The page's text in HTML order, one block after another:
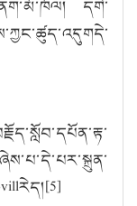
དགེ་
ཞེས་པ་དེ་པར་སྐྲུན་
རེད།[5]